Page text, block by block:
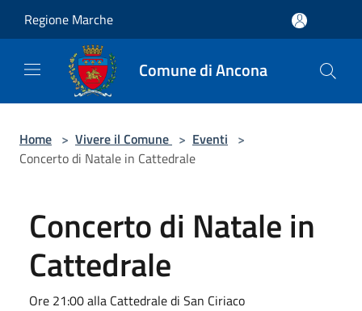
Regione Marche
Comune di Ancona
Home > Vivere il Comune > Eventi >
Concerto di Natale in Cattedrale
Concerto di Natale in
Cattedrale
Ore 21:00 alla Cattedrale di San Ciriaco